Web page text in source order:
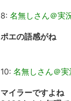
8: 名無しさん＠実
ポエの語感がね
10: 名無しさん＠実
マイラーですよね